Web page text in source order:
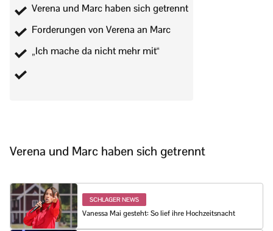
Verena und Marc haben sich getrennt
Forderungen von Verena an Marc
„Ich mache da nicht mehr mit“
Verena und Marc haben sich getrennt
SCHLAGER NEWS
Vanessa Mai gesteht: So lief ihre Hochzeitsnacht